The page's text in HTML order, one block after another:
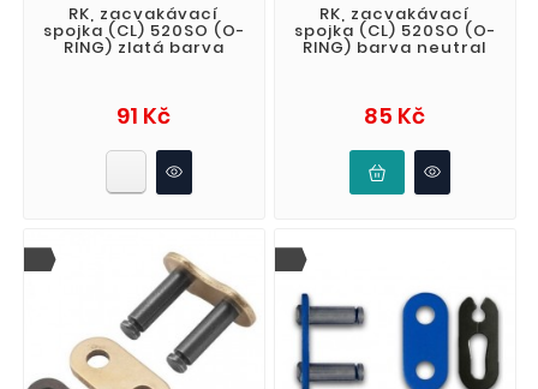
RK, zacvakávací
spojka (CL) 520SO (O-
RING) zlatá barva
91 KčCena
RK, zacvakávací
spojka (CL) 520SO (O-
RING) barva neutral
85 KčCena